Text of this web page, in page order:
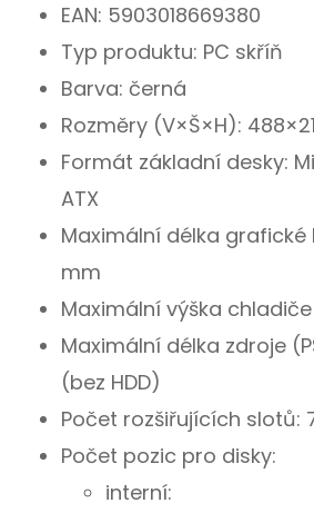
EAN: 5903018669380
Typ produktu: PC skříň
Barva: černá
Rozměry (V×Š×H):
Formát základní desky:
ATX
Maximální délka grafické
mm
Maximální výška chladiče
Maximální délka zdroje
(bez HDD)
Počet rozšiřujících slotů:
Počet pozic pro disky:
interní: